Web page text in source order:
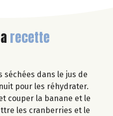
recette
dans le jus de
pour les réhydrater.
couper la banane et le
les cranberries et le